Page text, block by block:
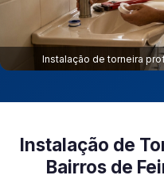
Instalação de torneira
Instalação de
Bairros de